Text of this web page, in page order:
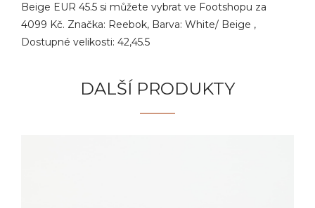
Beige EUR 45.5 si můžete vybrat ve Footshopu za
4099 Kč. Značka: Reebok, Barva: White/ Beige ,
Dostupné velikosti: 42,45.5
DALŠÍ PRODUKTY